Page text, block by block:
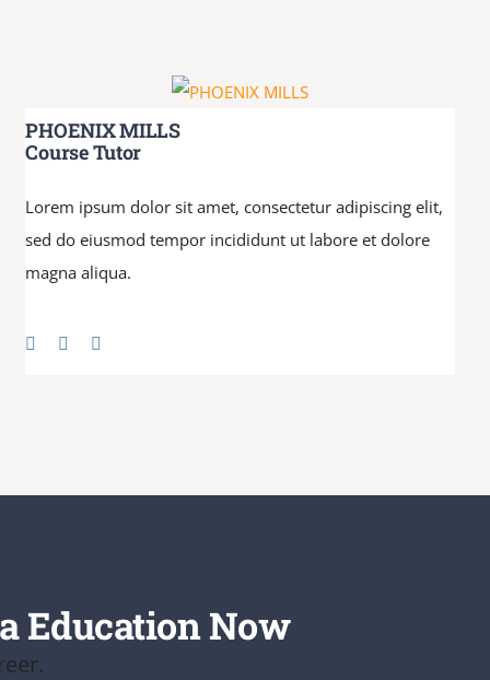
PHOENIX MILLS
Course Tutor
Lorem ipsum dolor sit amet, consectetur adipiscing elit,
sed do eiusmod tempor incididunt ut labore et dolore
magna aliqua.
Education Now